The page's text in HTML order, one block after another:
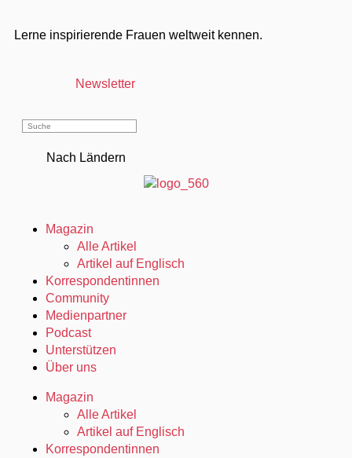
Lerne inspirierende Frauen weltweit kennen.
Newsletter
Nach Ländern
Magazin
Alle Artikel
Artikel auf Englisch
Korrespondentinnen
Community
Medienpartner
Podcast
Unterstützen
Über uns
Magazin
Alle Artikel
Artikel auf Englisch
Korrespondentinnen